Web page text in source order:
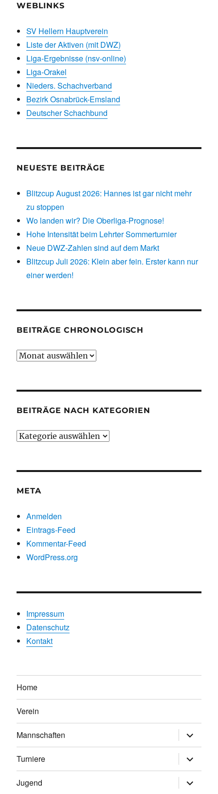
WEBLINKS
SV Hellern Hauptverein
Liste der Aktiven (mit DWZ)
Liga-Ergebnisse (nsv-online)
Liga-Orakel
Nieders. Schachverband
Bezirk Osnabrück-Emsland
Deutscher Schachbund
NEUESTE BEITRÄGE
Blitzcup August 2026: Hannes ist gar nicht mehr
zu stoppen
Wo landen wir? Die Oberliga-Prognose!
Hohe Intensität beim Lehrter Sommerturnier
Neue DWZ-Zahlen sind auf dem Markt
Blitzcup Juli 2026: Klein aber fein. Erster kann nur
einer werden!
BEITRÄGE CHRONOLOGISCH
Beiträge
BEITRÄGE NACH KATEGORIEN
Beiträge
META
Anmelden
Eintrags-Feed
Kommentar-Feed
WordPress.org
Impressum
Datenschutz
Kontakt
Home
Verein
Mannschaften
anzeigen
Turniere
anzeigen
Jugend
anzeigen